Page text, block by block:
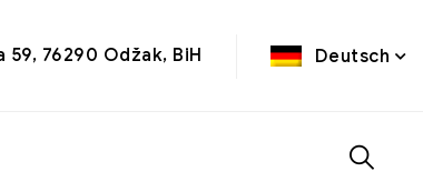
59, 76290 Odžak, BiH Deutsch